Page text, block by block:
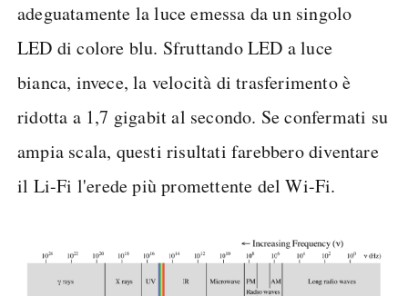
adeguatamente la luce emessa da un singolo
LED di colore blu. Sfruttando LED a luce
bianca, invece, la velocità di trasferimento è
ridotta a 1,7 gigabit al secondo. Se confermati su
ampia scala, questi risultati farebbero diventare
il Li-Fi l'erede più promettente del Wi-Fi.